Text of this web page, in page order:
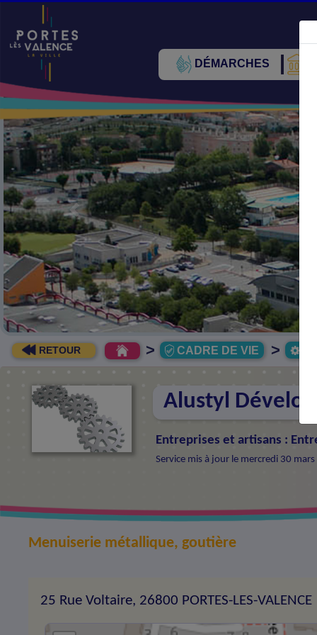
DÉMARCHES
Précédent
RETOUR > CADRE DE VIE >
Alustyl
Entreprises et artisans :
Service mis à jour le mercredi 30
Menuiserie métallique, goutière
25 Rue Voltaire, 26800 PORTES-LES-VALENCE